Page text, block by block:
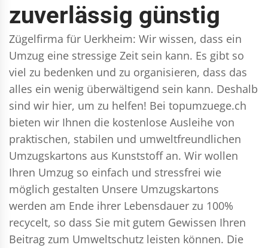
zuverlässig günstig
Zügelfirma für Uerkheim: Wir wissen, dass ein
Umzug eine stressige Zeit sein kann. Es gibt so
viel zu bedenken und zu organisieren, dass das
alles ein wenig überwältigend sein kann. Deshalb
sind wir hier, um zu helfen! Bei topumzuege.ch
bieten wir Ihnen die kostenlose Ausleihe von
praktischen, stabilen und umweltfreundlichen
Umzugskartons aus Kunststoff an. Wir wollen
Ihren Umzug so einfach und stressfrei wie
möglich gestalten Unsere Umzugskartons
werden am Ende ihrer Lebensdauer zu 100%
recycelt, so dass Sie mit gutem Gewissen Ihren
Beitrag zum Umweltschutz leisten können. Die